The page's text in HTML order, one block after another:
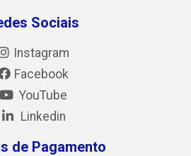
Sociais
Instagram
Facebook
YouTube
Linkedin
de Pagamento